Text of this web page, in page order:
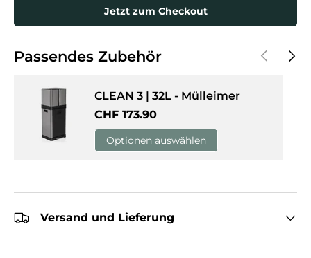
Jetzt zum Checkout
Passendes Zubehör Vorherige
CLEAN 3 | 32L - Mülleimer
Normaler Preis
CHF 173.90
Optionen auswählen
Versand und Lieferung